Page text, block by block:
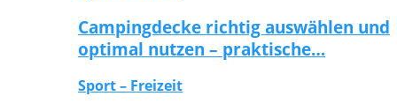
Campingdecke richtig auswählen und
optimal nutzen – praktische…
Sport – Freizeit